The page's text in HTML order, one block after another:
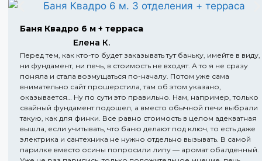
Баня Квадро 6 м + терраса
Елена К.
Перед тем, как кто-то будет заказывать тут баньку, имейте в виду,
ни фундамент, ни печь, в стоимость не входят. А то я не сразу
поняла и стала возмущаться по-началу. Потом уже сама
внимательно сайт прошерстила, там об этом указано,
оказывается… Ну по сути это правильно. Нам, например, только
свайный фундамент подошел, а вместо обычной печи выбрали
такую, как для финки. Все равно стоимость в целом адекватная
вышла, если учитывать, что баню делают под ключ, то есть даже
электрика и сантехника не нужно отдельно вызывать. В самой
парилке вместо осины попросили липу — аромат обалденный.